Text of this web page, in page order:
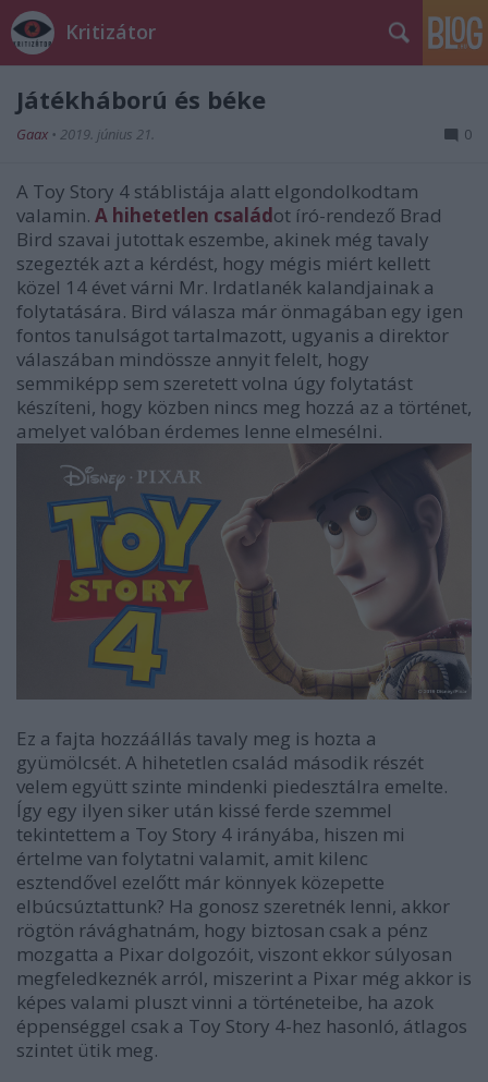
Kritizátor
Játékháború és béke
Gaax • 2019. június 21. 0
A Toy Story 4 stáblistája alatt elgondolkodtam
valamin. A hihetetlen családot író-rendező Brad
Bird szavai jutottak eszembe, akinek még tavaly
szegezték azt a kérdést, hogy mégis miért kellett
közel 14 évet várni Mr. Irdatlanék kalandjainak a
folytatására. Bird válasza már önmagában egy igen
fontos tanulságot tartalmazott, ugyanis a direktor
válaszában mindössze annyit felelt, hogy
semmiképp sem szeretett volna úgy folytatást
készíteni, hogy közben nincs meg hozzá az a történet,
amelyet valóban érdemes lenne elmesélni.
Ez a fajta hozzáállás tavaly meg is hozta a
gyümölcsét. A hihetetlen család második részét
velem együtt szinte mindenki piedesztálra emelte.
Így egy ilyen siker után kissé ferde szemmel
tekintettem a Toy Story 4 irányába, hiszen mi
értelme van folytatni valamit, amit kilenc
esztendővel ezelőtt már könnyek közepette
elbúcsúztattunk? Ha gonosz szeretnék lenni, akkor
rögtön rávághatnám, hogy biztosan csak a pénz
mozgatta a Pixar dolgozóit, viszont ekkor súlyosan
megfeledkeznék arról, miszerint a Pixar még akkor is
képes valami pluszt vinni a történeteibe, ha azok
éppenséggel csak a Toy Story 4-hez hasonló, átlagos
szintet ütik meg.